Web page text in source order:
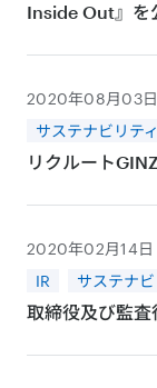
Inside Out』を
2020年08月03日
サステナビリティ
リクルート
2020年02月14日
IR
サステナビ
取締役及び監